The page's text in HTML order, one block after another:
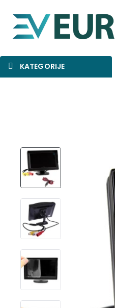
KATEGORIJE